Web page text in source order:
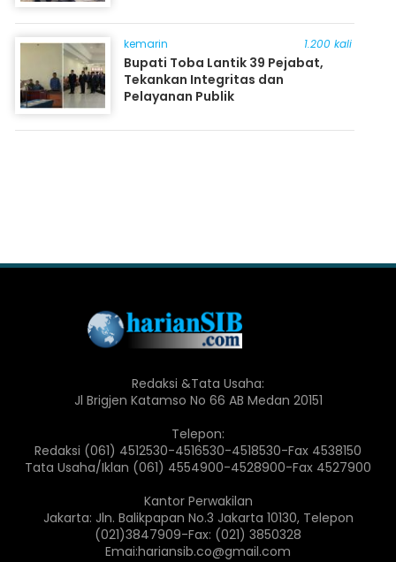
kemarin 1.200 kali
Bupati Toba Lantik 39 Pejabat,
Tekankan Integritas dan
Pelayanan Publik
Redaksi &Tata Usaha:
Jl Brigjen Katamso No 66 AB Medan 20151
Telepon:
Redaksi (061) 4512530-4516530-4518530-Fax 4538150
Tata Usaha/Iklan (061) 4554900-4528900-Fax 4527900
Kantor Perwakilan
Jakarta: Jln. Balikpapan No.3 Jakarta 10130, Telepon
(021)3847909-Fax: (021) 3850328
Emai:hariansib.co@gmail.com